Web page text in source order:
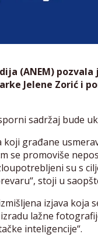
(ANEM)
Jelene Zorić i
sadržaj bude
građane
se promoviše
su s
stoji u
izjava koja
lažne
inteligencije“.